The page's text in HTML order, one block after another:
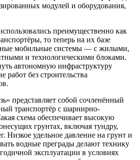
модулей и оборудования,
преимущественно как
то теперь на их базе
мобильные системы — с жилыми,
и технологическими блоками.
автономную инфраструктуру
работ без строительства
представляет собой сочленённый
транспортёр с шарнирно-
схема обеспечивает высокую
грунтах, включая тундру,
Низкое удельное давление на грунт и
водные преграды делают технику
эксплуатации в условиях